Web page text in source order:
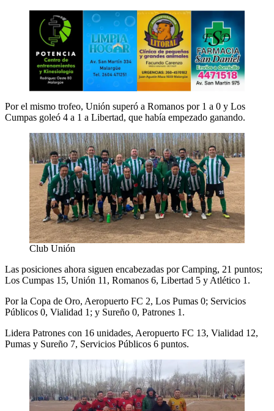
Por el mismo trofeo, Unión superó a Romanos por 1 a 0 y Los
Cumpas goleó 4 a 1 a Libertad, que había empezado ganando.
Club Unión
Las posiciones ahora siguen encabezadas por Camping, 21 puntos;
Los Cumpas 15, Unión 11, Romanos 6, Libertad 5 y Atlético 1.
Por la Copa de Oro, Aeropuerto FC 2, Los Pumas 0; Servicios
Públicos 0, Vialidad 1; y Sureño 0, Patrones 1.
Lidera Patrones con 16 unidades, Aeropuerto FC 13, Vialidad 12,
Pumas y Sureño 7, Servicios Públicos 6 puntos.